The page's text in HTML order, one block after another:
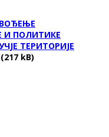
И ПОЛИТИКЕ
ТЕРИТОРИЈЕ
(217 kB)